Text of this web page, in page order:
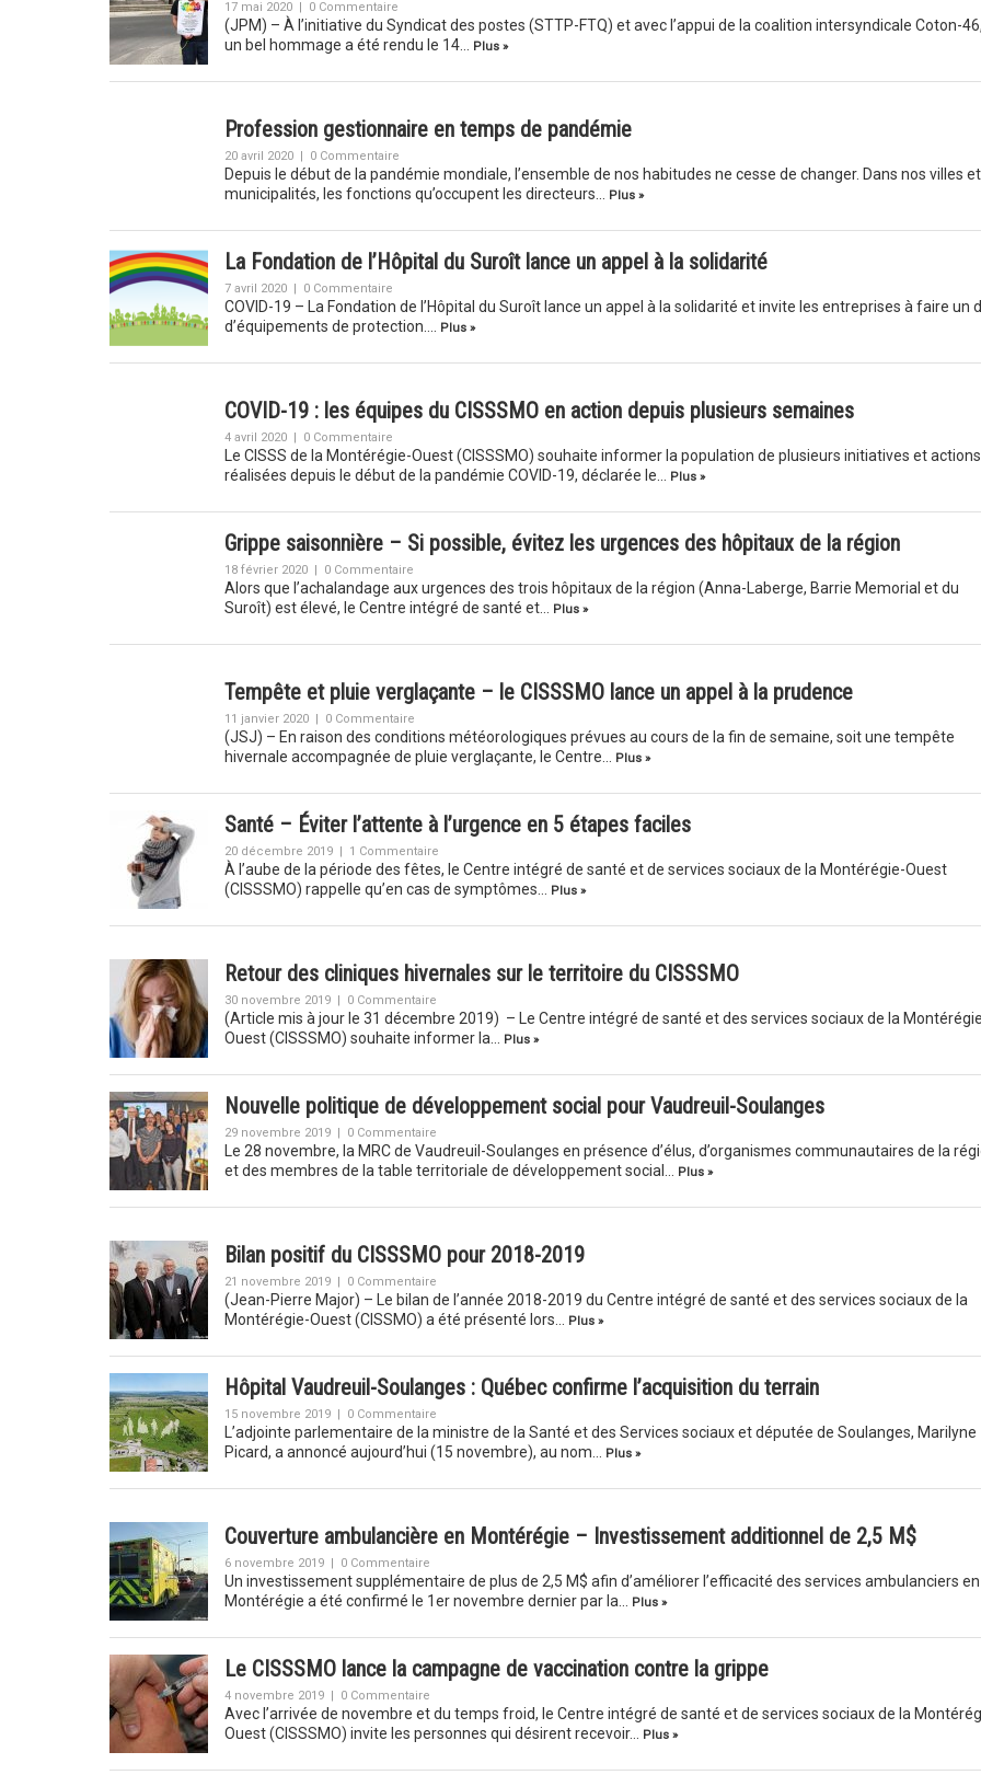
17 mai 2020 | 0 Commentaire
(JPM) – À l’initiative du Syndicat des postes (STTP-FTQ) et avec l’appui de la coalition intersyndicale Coton-
un bel hommage a été rendu le 14…
Plus »
Profession gestionnaire en temps de pandémie
20 avril 2020 | 0 Commentaire
Depuis le début de la pandémie mondiale, l’ensemble de nos habitudes ne cesse de changer. Dans nos villes et
municipalités, les fonctions qu’occupent les directeurs…
Plus »
La Fondation de l’Hôpital du Suroît lance un appel à la solidarité
7 avril 2020 | 0 Commentaire
COVID-19 – La Fondation de l’Hôpital du Suroît lance un appel à la solidarité et invite les entreprises à faire un
d’équipements de protection….
Plus »
COVID-19 : les équipes du CISSSMO en action depuis plusieurs semaines
4 avril 2020 | 0 Commentaire
Le CISSS de la Montérégie-Ouest (CISSSMO) souhaite informer la population de plusieurs initiatives et actions
réalisées depuis le début de la pandémie COVID-19, déclarée le…
Plus »
Grippe saisonnière – Si possible, évitez les urgences des hôpitaux de la région
18 février 2020 | 0 Commentaire
Alors que l’achalandage aux urgences des trois hôpitaux de la région (Anna-Laberge, Barrie Memorial et du
Suroît) est élevé, le Centre intégré de santé et…
Plus »
Tempête et pluie verglaçante – le CISSSMO lance un appel à la prudence
11 janvier 2020 | 0 Commentaire
(JSJ) – En raison des conditions météorologiques prévues au cours de la fin de semaine, soit une tempête
hivernale accompagnée de pluie verglaçante, le Centre…
Plus »
Santé – Éviter l’attente à l’urgence en 5 étapes faciles
20 décembre 2019 | 1 Commentaire
À l’aube de la période des fêtes, le Centre intégré de santé et de services sociaux de la Montérégie-Ouest
(CISSSMO) rappelle qu’en cas de symptômes…
Plus »
Retour des cliniques hivernales sur le territoire du CISSSMO
30 novembre 2019 | 0 Commentaire
(Article mis à jour le 31 décembre 2019) – Le Centre intégré de santé et des services sociaux de la
Ouest (CISSSMO) souhaite informer la…
Plus »
Nouvelle politique de développement social pour Vaudreuil-Soulanges
29 novembre 2019 | 0 Commentaire
Le 28 novembre, la MRC de Vaudreuil-Soulanges en présence d’élus, d’organismes communautaires de la
et des membres de la table territoriale de développement social…
Plus »
Bilan positif du CISSSMO pour 2018-2019
21 novembre 2019 | 0 Commentaire
(Jean-Pierre Major) – Le bilan de l’année 2018-2019 du Centre intégré de santé et des services sociaux de la
Montérégie-Ouest (CISSMO) a été présenté lors…
Plus »
Hôpital Vaudreuil-Soulanges : Québec confirme l’acquisition du terrain
15 novembre 2019 | 0 Commentaire
L’adjointe parlementaire de la ministre de la Santé et des Services sociaux et députée de Soulanges, Marilyne
Picard, a annoncé aujourd’hui (15 novembre), au nom…
Plus »
Couverture ambulancière en Montérégie – Investissement additionnel de 2,5 M$
6 novembre 2019 | 0 Commentaire
Un investissement supplémentaire de plus de 2,5 M$ afin d’améliorer l’efficacité des services ambulanciers en
Montérégie a été confirmé le 1er novembre dernier par la…
Plus »
Le CISSSMO lance la campagne de vaccination contre la grippe
4 novembre 2019 | 0 Commentaire
Avec l’arrivée de novembre et du temps froid, le Centre intégré de santé et de services sociaux de la
Ouest (CISSSMO) invite les personnes qui désirent recevoir…
Plus »